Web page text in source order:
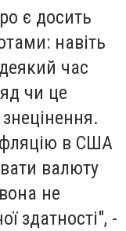
є досить
навіть
час
чи це
в США
валюту
не
здатності", -